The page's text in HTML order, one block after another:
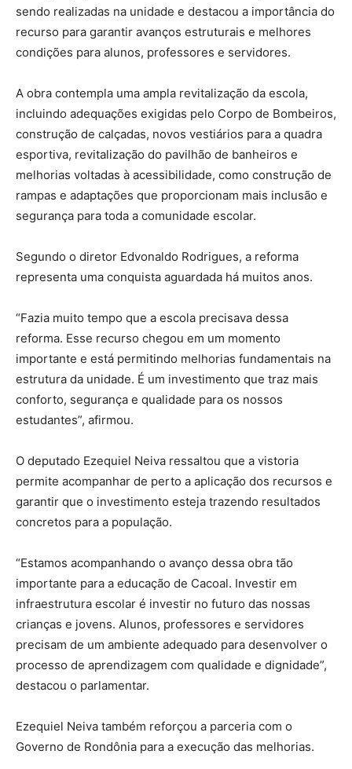
sendo realizadas na unidade e destacou a importância do
recurso para garantir avanços estruturais e melhores
condições para alunos, professores e servidores.
A obra contempla uma ampla revitalização da escola,
incluindo adequações exigidas pelo Corpo de Bombeiros,
construção de calçadas, novos vestiários para a quadra
esportiva, revitalização do pavilhão de banheiros e
melhorias voltadas à acessibilidade, como construção de
rampas e adaptações que proporcionam mais inclusão e
segurança para toda a comunidade escolar.
Segundo o diretor Edvonaldo Rodrigues, a reforma
representa uma conquista aguardada há muitos anos.
“Fazia muito tempo que a escola precisava dessa
reforma. Esse recurso chegou em um momento
importante e está permitindo melhorias fundamentais na
estrutura da unidade. É um investimento que traz mais
conforto, segurança e qualidade para os nossos
estudantes”, afirmou.
O deputado Ezequiel Neiva ressaltou que a vistoria
permite acompanhar de perto a aplicação dos recursos e
garantir que o investimento esteja trazendo resultados
concretos para a população.
“Estamos acompanhando o avanço dessa obra tão
importante para a educação de Cacoal. Investir em
infraestrutura escolar é investir no futuro das nossas
crianças e jovens. Alunos, professores e servidores
precisam de um ambiente adequado para desenvolver o
processo de aprendizagem com qualidade e dignidade”,
destacou o parlamentar.
Ezequiel Neiva também reforçou a parceria com o
Governo de Rondônia para a execução das melhorias.